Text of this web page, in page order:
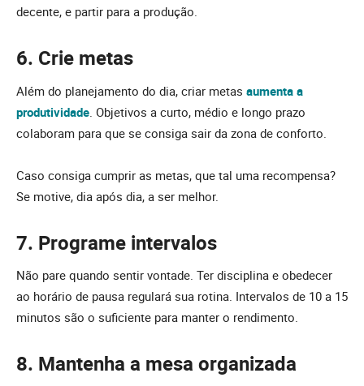
decente, e partir para a produção.
6. Crie metas
Além do planejamento do dia, criar metas aumenta a
produtividade . Objetivos a curto, médio e longo prazo
colaboram para que se consiga sair da zona de conforto.
Caso consiga cumprir as metas, que tal uma recompensa?
Se motive, dia após dia, a ser melhor.
7. Programe intervalos
Não pare quando sentir vontade. Ter disciplina e obedecer
ao horário de pausa regulará sua rotina. Intervalos de 10 a 15
minutos são o suficiente para manter o rendimento.
8. Mantenha a mesa organizada